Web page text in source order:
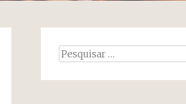
Pesquisar